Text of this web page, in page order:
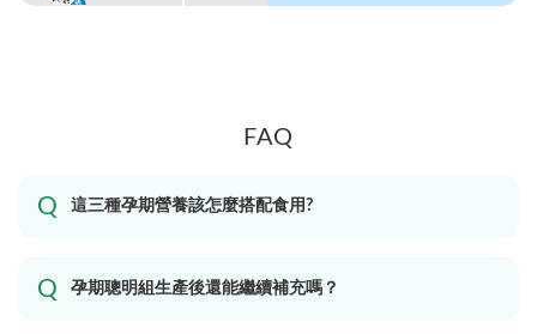
FAQ
這三種孕期營養該怎麼搭配食用?
孕期聰明組生產後還能繼續補充嗎？